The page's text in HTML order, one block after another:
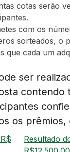
cotas serão
com os
sorteados, o
que cada um
ser
contendo
os
Resultado